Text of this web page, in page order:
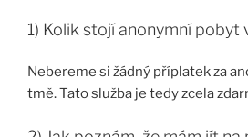
1) Kolik stojí anonymní pobyt
Nebereme si žádný příplatek za
tmě. Tato služba je tedy zcela